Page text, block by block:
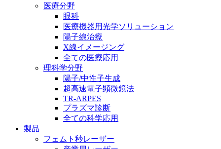
医療分野
眼科
医療機器用光学ソリューション
陽子線治療
X線イメージング
全ての医療応用
理科学分野
陽子/中性子生成
超高速電子顕微鏡法
TR-ARPES
プラズマ診断
全ての科学応用
製品
フェムト秒レーザー